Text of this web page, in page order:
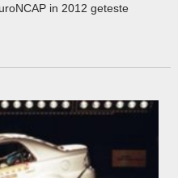
in 2012 geteste